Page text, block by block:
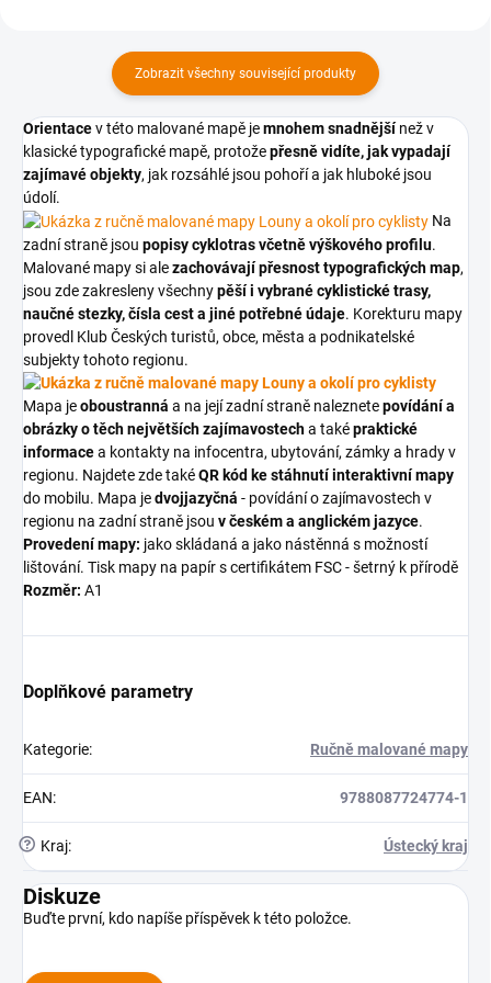
Zobrazit všechny související produkty
Orientacev této malované mapě jemnohem snadnějšínež v
klasické typografické mapě, protožepřesně vidíte, jak vypadají
zajímavé objekty, jak rozsáhlé jsou pohoří a jak hluboké jsou
údolí.
Na
zadní straně jsou popisy cyklotras včetně výškového profilu.
Malované mapy si alezachovávají přesnost typografických map,
jsou zde zakresleny všechnypěší i vybrané cyklistické trasy,
naučné stezky, čísla cest a jiné potřebné údaje. Korekturu mapy
provedl Klub Českých turistů, obce, města a podnikatelské
subjekty tohoto regionu.
Mapa jeoboustranná a na její zadní straně naleznetepovídání a
obrázky o těch největších zajímavostecha taképraktické
informacea kontakty na infocentra, ubytování, zámky a hrady v
regionu. Najdete zde takéQR kód ke stáhnutí interaktivní mapy
do mobilu. Mapa jedvojjazyčná - povídání o zajímavostech v
regionu na zadní straně jsou v českém a anglickém jazyce.
Provedení mapy: jako skládaná a jako nástěnná s možností
lištování. Tisk mapy na papír s certifikátem FSC - šetrný k přírodě
Rozměr: A1
Doplňkové parametry
Kategorie: Ručně malované mapy
EAN: 9788087724774-1
? Kraj: Ústecký kraj
Diskuze
Buďte první, kdo napíše příspěvek k této položce.